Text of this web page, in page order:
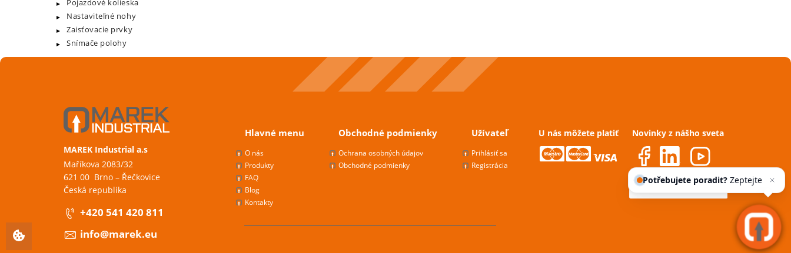
Pojazdové kolieska
Nastaviteľné nohy
Zaisťovacie prvky
Snímače polohy
MAREK Industrial a.s
Maříkova 2083/32
621 00 Brno – Řečkovice
Česká republika
+420 541 420 811
info@marek.eu
Hlavné menu
O nás
Produkty
FAQ
Blog
Kontakty
Obchodné podmienky
Ochrana osobných údajov
Obchodné podmienky
Užívateľ
Prihlásiť sa
Registrácia
U nás môžete platiť Novinky z nášho sveta
Potřebujete poradit?Zeptejte
se našeho asisten